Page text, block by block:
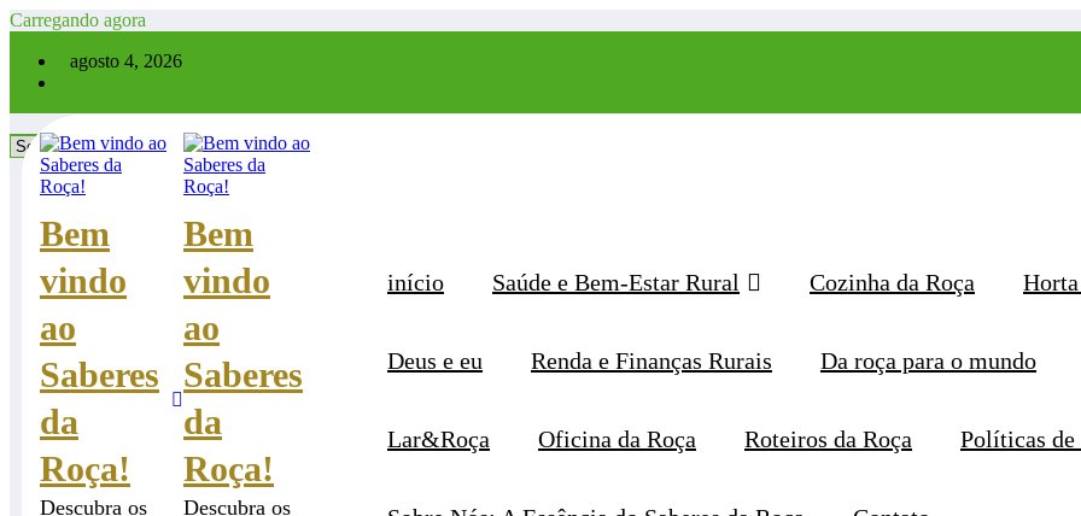
Pular
conteúdo
Carregando agora
agosto 4, 2026
Bem
vindo
ao
Saberes
da
Roça!
Descubra os
Bem
vindo
ao
Saberes
da
Roça!
Descubra os
início Saúde e Bem-Estar Rural Cozinha da Roça
Deus e eu Renda e Finanças Rurais Da roça para o mundo
Lar&Roça Oficina da Roça Roteiros da Roça Políticas
Categorias
Categorias